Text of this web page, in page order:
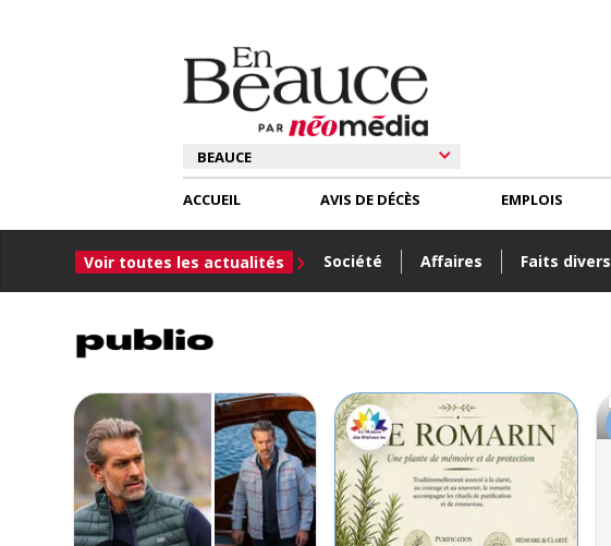
ACCUEIL
Voir toutes les actualités Société Affaires Faits divers
AVIS DE DÉCÈS EMPLOIS